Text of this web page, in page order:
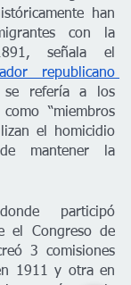
han
con la
señala el
republicano
se refería a los
“miembros
el homicidio
mantener la
participó
el Congreso de
3 comisiones
1911 y otra en